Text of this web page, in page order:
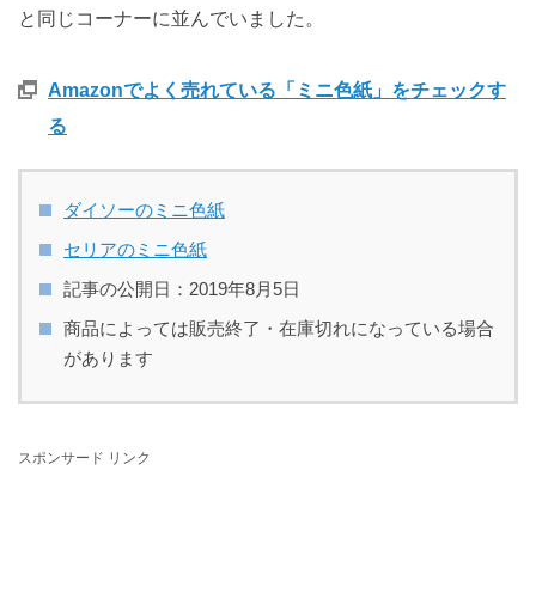
と同じコーナーに並んでいました。
Amazonでよく売れている「ミニ色紙」をチェックす
る
ダイソーのミニ色紙
セリアのミニ色紙
記事の公開日：2019年8月5日
商品によっては販売終了・在庫切れになっている場合
があります
スポンサード リンク